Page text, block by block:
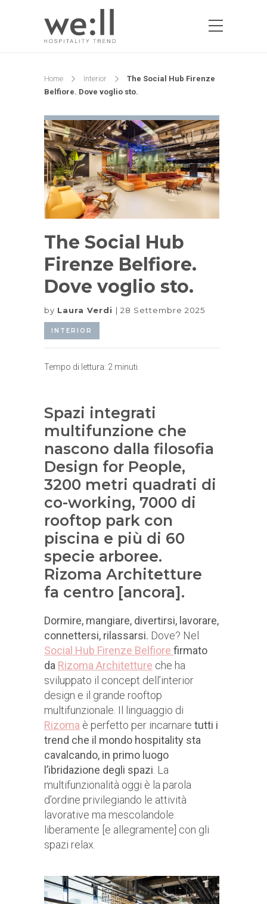
Home Interior
The Social Hub Firenze
Belfiore. Dove voglio sto.
The Social Hub
Firenze Belfiore.
Dove voglio sto.
by Laura Verdi 28 Settembre 2025
INTERIOR
Tempo di lettura: 2 minuti.
Spazi integrati
multifunzione che
nascono dalla filosofia
Design for People,
3200 metri quadrati di
co-working, 7000 di
rooftop park con
piscina e più di 60
specie arboree.
Rizoma Architetture
fa centro [ancora].
Dormire, mangiare, divertirsi, lavorare,
connettersi, rilassarsi. Dove? Nel
Social Hub Firenze Belfiore firmato
da Rizoma Architetture che ha
sviluppato il concept dell’interior
design e il grande rooftop
multifunzionale. Il linguaggio di
Rizoma è perfetto per incarnare tutti i
trend che il mondo hospitality sta
cavalcando, in primo luogo
l’ibridazione degli spazi. La
multifunzionalità oggi è la parola
d’ordine privilegiando le attività
lavorative ma mescolandole
liberamente [e allegramente] con gli
spazi relax.